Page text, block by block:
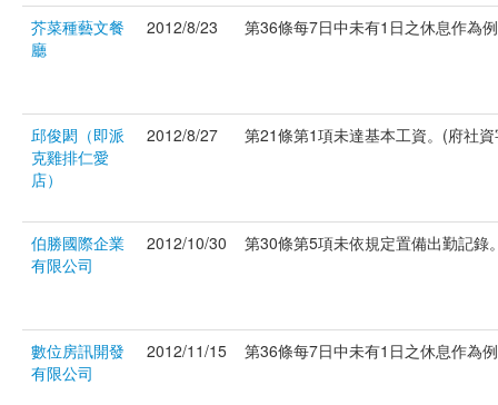
芥菜種藝文餐
廳
2012/8/23 第36條每7日中未有1日之休息作為
邱俊閎（即派
克雞排仁愛
店）
2012/8/27 第21條第1項未達基本工資。(府社
伯勝國際企業
有限公司
2012/10/30 第30條第5項未依規定置備出勤記
數位房訊開發
有限公司
2012/11/15 第36條每7日中未有1日之休息作為